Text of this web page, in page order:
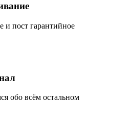
и пост гарантийное
обо всём остальном